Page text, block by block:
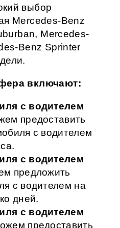
выбор
Mercedes-Benz
Mercedes-
Benz Sprinter
включают:
с водителем
предоставить
с водителем
с водителем
предложить
с водителем на
дней.
с водителем
предоставить